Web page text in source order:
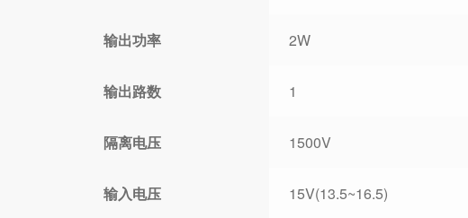
输出功率 2W
输出路数 1
隔离电压 1500V
输入电压 15V(13.5~16.5)